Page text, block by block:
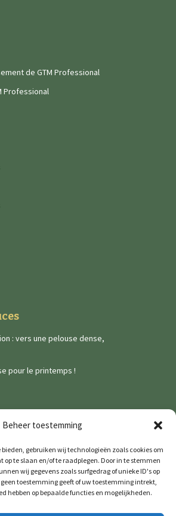
Beheer toestemming
gebruiken wij technologieën zoals cookies om
op te slaan en/of te raadplegen. Door in te stemmen
wij gegevens zoals surfgedrag of unieke ID's op
geen toestemming geeft of uw toestemming intrekt,
hebben op bepaalde functies en mogelijkheden.
de GTM Professional
Professional
: vers une pelouse dense,
pour le printemps !